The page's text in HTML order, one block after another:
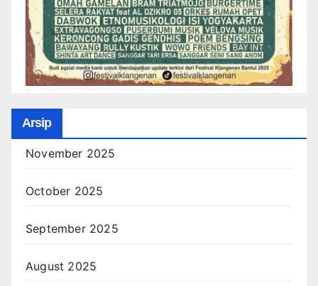
Arsip
November 2025
October 2025
September 2025
August 2025